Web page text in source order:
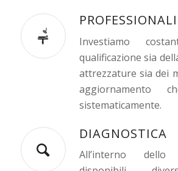
Investiamo
qualificazione sia
attrezzature sia dei
aggiornamento
sistematicamente.
DIAGNOSTICA
All’interno